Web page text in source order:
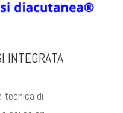
INTEGRATA
tecnica di